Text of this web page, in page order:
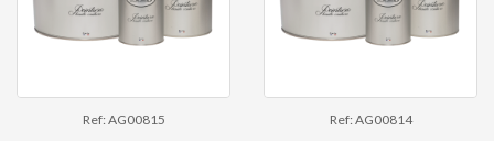
Ref: AG00815 Ref: AG00814